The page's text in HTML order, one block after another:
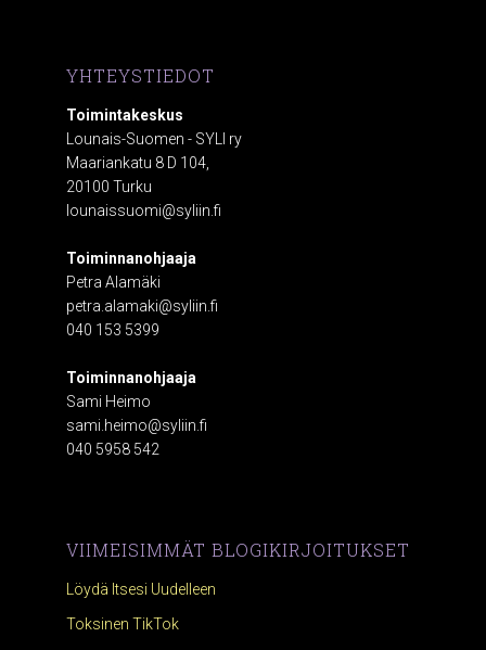
YHTEYSTIEDOT
Toimintakeskus
Lounais-Suomen - SYLI ry
Maariankatu 8 D 104,
20100 Turku
lounaissuomi@syliin.fi
Toiminnanohjaaja
Petra Alamäki
petra.alamaki@syliin.fi
040 153 5399
Toiminnanohjaaja
Sami Heimo
sami.heimo@syliin.fi
040 5958 542
VIIMEISIMMÄT BLOGIKIRJOITUKSET
Löydä Itsesi Uudelleen
Toksinen TikTok